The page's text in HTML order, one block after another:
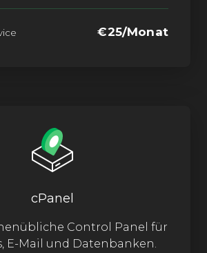
€25/Monat
cPanel
Control Panel für
E-Mail und Datenbanken.